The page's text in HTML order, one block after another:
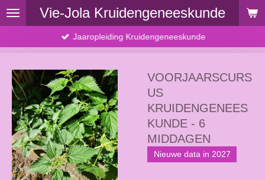
Ga
direct
Vie-Jola Kruidengeneeskunde
Jaaropleiding Kruidengeneeskunde
VOORJAARSCURS
US
KRUIDENGENEES
KUNDE - 6
MIDDAGEN
Nieuwe data in 2027